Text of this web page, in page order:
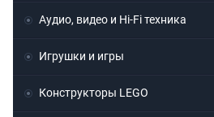
Аудио, видео и Hi-Fi техника
Игрушки и игры
Конструкторы LEGO